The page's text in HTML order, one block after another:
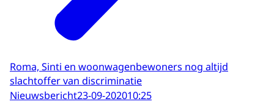
Roma, Sinti en woonwagenbewoners nog altijd
slachtoffer van discriminatie
Nieuwsbericht23-09-202010:25